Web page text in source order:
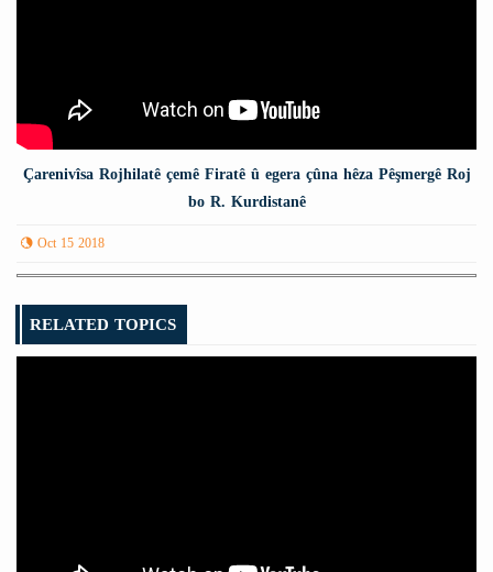
Çarenivîsa Rojhilatê çemê Firatê û egera çûna hêza Pêşmergê Roj
bo R. Kurdistanê
Oct 15 2018
RELATED TOPICS